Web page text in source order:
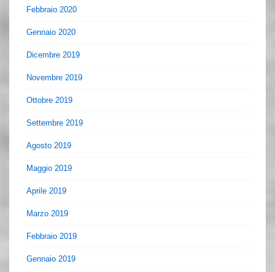
Febbraio 2020
Gennaio 2020
Dicembre 2019
Novembre 2019
Ottobre 2019
Settembre 2019
Agosto 2019
Maggio 2019
Aprile 2019
Marzo 2019
Febbraio 2019
Gennaio 2019